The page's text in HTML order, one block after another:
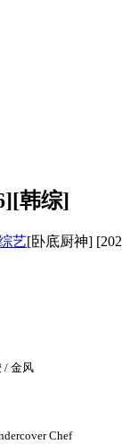
韩综]
艺[卧底厨神]
/ 金风
Chef